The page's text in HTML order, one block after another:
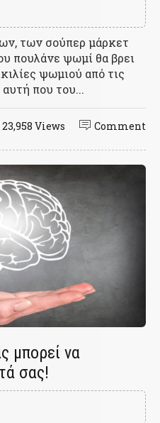
των σούπερ μάρκετ
πουλάνε ψωμί θα βρει
ψωμιού από τις
αυτή που του...
Comment
23,958 Views
μπορεί να
σας!